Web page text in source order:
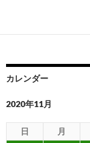
カレンダー
2020年11月
日 月